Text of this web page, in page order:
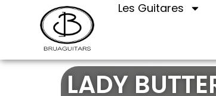
Les Guitares
LADY